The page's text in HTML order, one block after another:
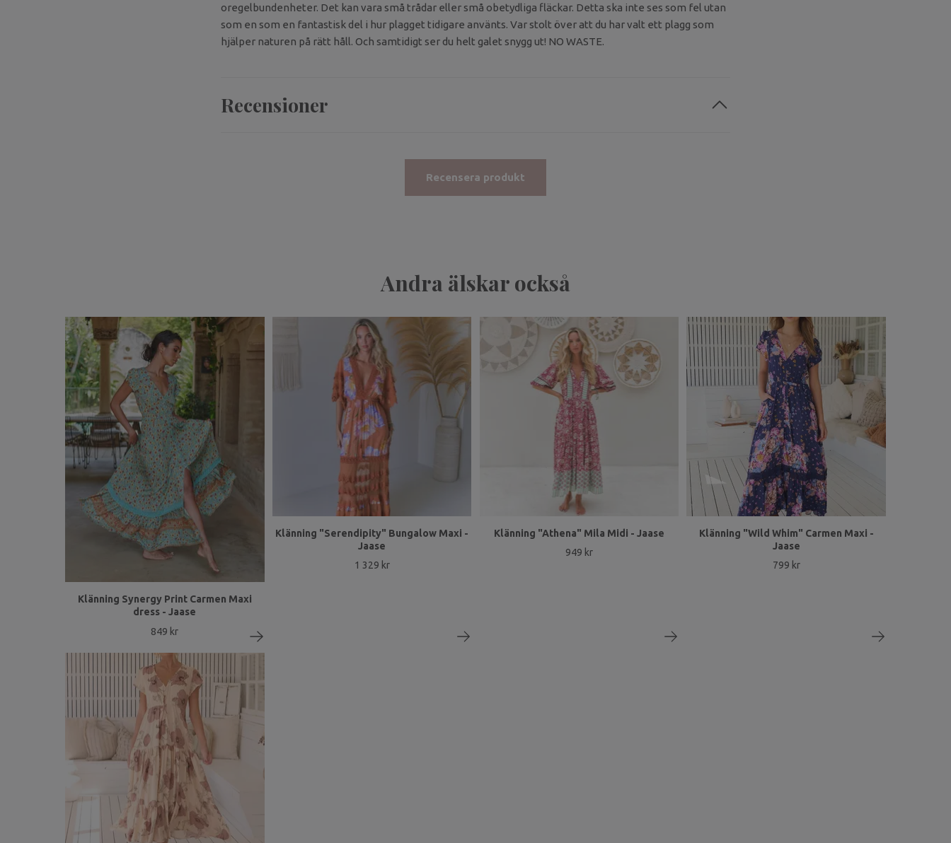
oregelbundenheter. Det kan vara små trådar eller små obetydliga fläckar. Detta ska inte ses som fel utan
som en som en fantastisk del i hur plagget tidigare använts. Var stolt över att du har valt ett plagg som
hjälper naturen på rätt håll. Och samtidigt ser du helt galet snygg ut! NO WASTE.
Recensioner
Recensera produkt
Andra älskar också
Klänning Synergy Print Carmen Maxi
dress - Jaase
849 kr
Klänning "Serendipity" Bungalow Maxi -
Jaase
1 329 kr
Klänning "Athena" Mila Midi - Jaase
949 kr
Klänning "Wild Whim" Carmen Maxi -
Jaase
799 kr